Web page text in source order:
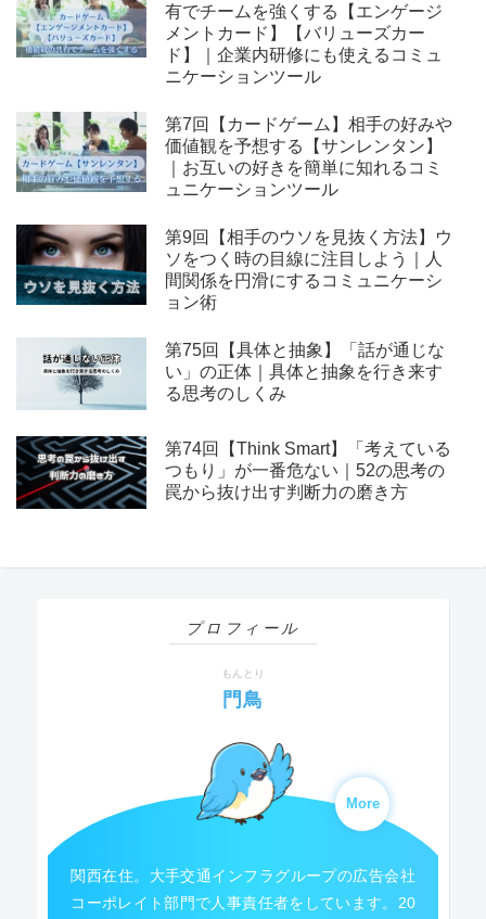
有でチームを強くする【エンゲージ
メントカード】【バリューズカー
ド】｜企業内研修にも使えるコミュ
ニケーションツール
第7回【カードゲーム】相手の好みや
価値観を予想する【サンレンタン】
｜お互いの好きを簡単に知れるコミ
ュニケーションツール
第9回【相手のウソを見抜く方法】ウ
ソをつく時の目線に注目しよう｜人
間関係を円滑にするコミュニケーシ
ョン術
第75回【具体と抽象】「話が通じな
い」の正体｜具体と抽象を行き来す
る思考のしくみ
第74回【Think Smart】「考えている
つもり」が一番危ない｜52の思考の
罠から抜け出す判断力の磨き方
プロフィール
もんとり
門鳥
More
関西在住。大手交通インフラグループの広告会社
コーポレイト部門で人事責任者をしています。20